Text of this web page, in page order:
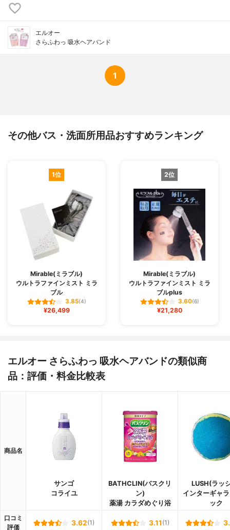
エルオー
さらふわっ 吸水ヘアバンド
1
その他バス・洗面所用品おすすめランキング
1位
Mirable(ミラブル)
ウルトラファインミスト ミラ
ブル
3.85(4)
¥26,499
2位
Mirable(ミラブル)
ウルトラファインミスト ミラ
ブルplus
3.60(6)
¥21,280
エルオー さらふわっ 吸水ヘアバンドの類似商
品：評価・料金比較表
商品名
サンゴ
コライユ
BATHCLIN(バスクリ
ン)
薬湯 カラダめぐり浴
LUSH(ラッ
インターギャ
ック
口コミ
評価
3.62(1) 3.11 (1)